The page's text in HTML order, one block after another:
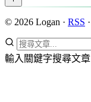
© 2026 Logan · RSS ·
輸入關鍵字搜尋文章